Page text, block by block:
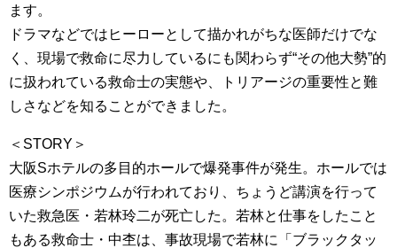
ます。
ドラマなどではヒーローとして描かれがちな医師だけでな
く、現場で救命に尽力しているにも関わらず“その他大勢”的
に扱われている救命士の実態や、トリアージの重要性と難
しさなどを知ることができました。
＜STORY＞
大阪Sホテルの多目的ホールで爆発事件が発生。ホールでは
医療シンポジウムが行われており、ちょうど講演を行って
いた救急医・若林玲二が死亡した。若林と仕事をしたこと
もある救命士・中杢は、事故現場で若林に「ブラックタッ